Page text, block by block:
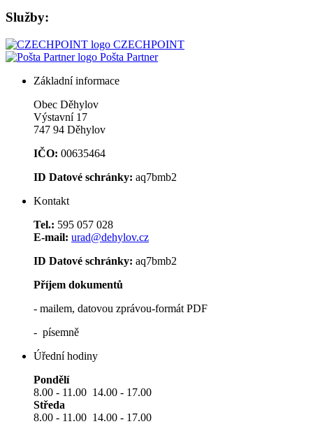
Služby:
CZECHPOINT
Pošta Partner
Základní informace
Obec Děhylov
Výstavní 17
747 94 Děhylov
IČO: 00635464
ID Datové schránky: aq7bmb2
Kontakt
Tel.: 595 057 028
E-mail: urad@dehylov.cz
ID Datové schránky: aq7bmb2
Příjem dokumentů
- mailem, datovou zprávou-formát PDF
- písemně
Úřední hodiny
Pondělí
8.00 - 11.00 14.00 - 17.00
Středa
8.00 - 11.00 14.00 - 17.00